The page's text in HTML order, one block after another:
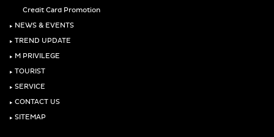
Credit Card Promotion
‣ NEWS & EVENTS
‣ TREND UPDATE
‣ M PRIVILEGE
‣ TOURIST
‣ SERVICE
‣ CONTACT US
‣ SITEMAP